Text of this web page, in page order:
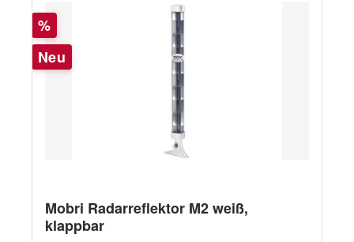
Rabatt
%
Neu
Mobri Radarreflektor M2 weiß,
klappbar